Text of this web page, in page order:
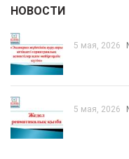
НОВОСТИ
5 мая, 2026
5 мая, 2026